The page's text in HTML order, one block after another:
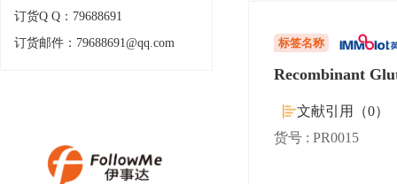
订货Q Q：79688691
订货邮件：79688691@qq.com
标签名称
Recombinant
文献引用（0）
货号 : PR0015